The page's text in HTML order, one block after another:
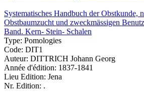
Systematisches Handbuch der Obstkunde,
Obstbaumzucht und zweckmässigen
Band. Kern- Stein- Schalen
Type: Pomologies
Code: DIT1
Auteur: DITTRICH Johann Georg
Année d'édition: 1837-1841
Lieu Edition: Jena
Nr. Edition: .